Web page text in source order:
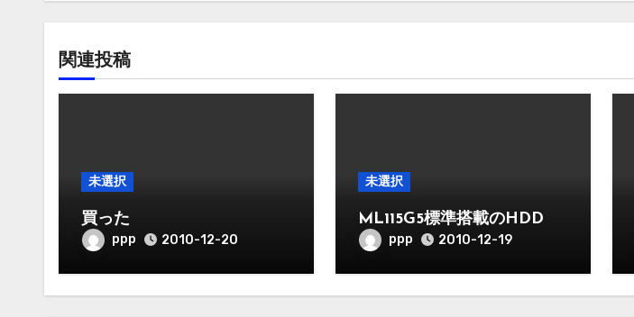
関連投稿
未選択
買った
ppp 2010-12-20
未選択
ML115G5標準搭載のHDD
ppp 2010-12-19